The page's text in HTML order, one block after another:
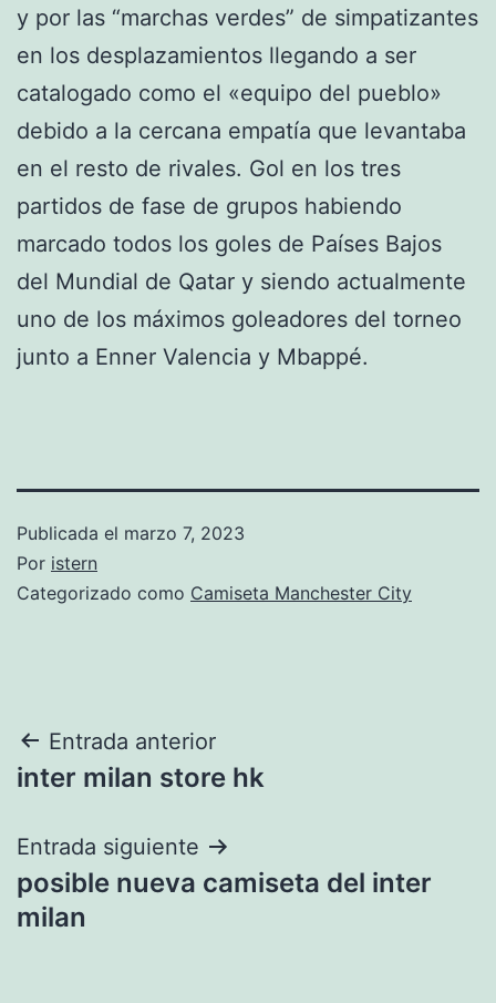
y por las “marchas verdes” de simpatizantes
en los desplazamientos llegando a ser
catalogado como el «equipo del pueblo»
debido a la cercana empatía que levantaba
en el resto de rivales. Gol en los tres
partidos de fase de grupos habiendo
marcado todos los goles de Países Bajos
del Mundial de Qatar y siendo actualmente
uno de los máximos goleadores del torneo
junto a Enner Valencia y Mbappé.
Publicada el marzo 7, 2023
Por istern
Categorizado como Camiseta Manchester City
Navegación
de
entradas
Entrada anterior
inter milan store hk
Entrada siguiente
posible nueva camiseta del inter
milan